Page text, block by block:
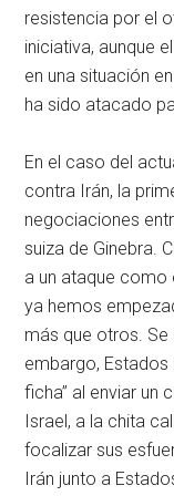
resistencia por el
iniciativa, aunque
en una situación
ha sido atacado
En el caso del
contra Irán, la
negociaciones
suiza de Ginebra.
a un ataque como
ya hemos
más que otros.
embargo, Estados
ficha” al enviar un
Israel, a la chita
focalizar sus
Irán junto a